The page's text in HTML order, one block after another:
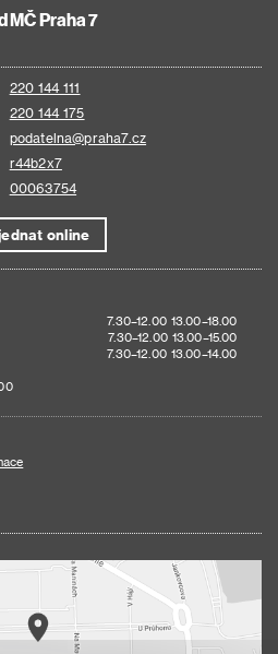
MČ Praha 7
220 144 111
220 144 175
podatelna@praha7.cz
r44b2x7
00063754
online
7.30–12.00 13.00–18.00
7.30–12.00 13.00–15.00
7.30–12.00 13.00–14.00